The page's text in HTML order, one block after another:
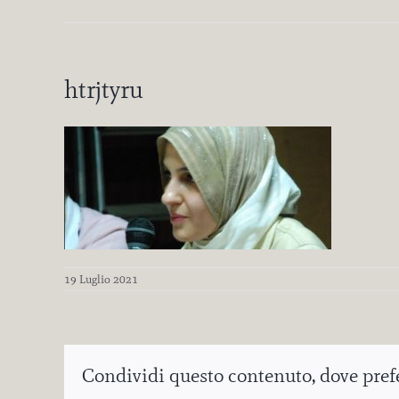
htrjtyru
19 Luglio 2021
Condividi questo contenuto, dove